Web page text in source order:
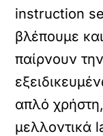
instruction
βλέπουμε
παίρνουν
απλό
μελλοντικά